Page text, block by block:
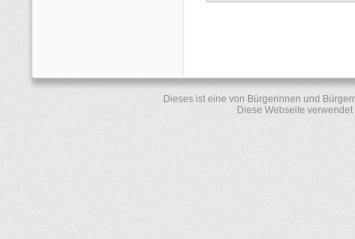
Dieses ist eine von Bürgerinnen und
Diese Webseite